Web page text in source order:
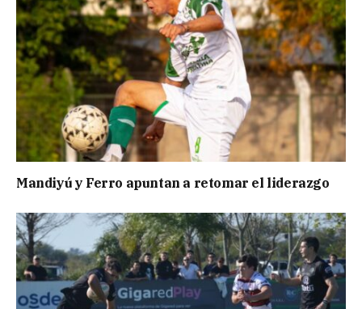
Mandiyú y Ferro apuntan a retomar el liderazgo